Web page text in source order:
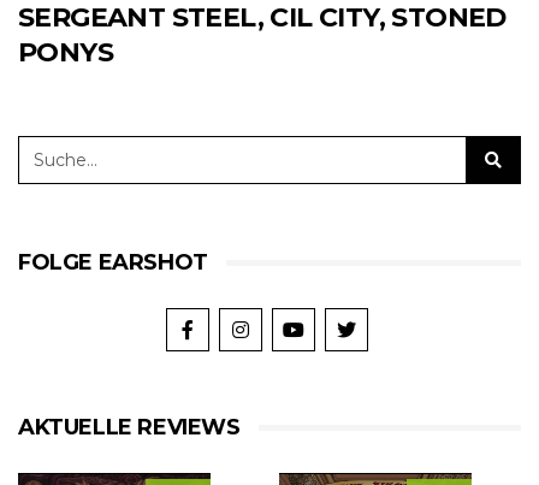
SERGEANT STEEL, CIL CITY, STONED
PONYS
FOLGE EARSHOT
AKTUELLE REVIEWS